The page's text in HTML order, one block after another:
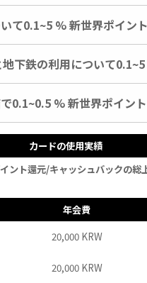
て0.1~5 % 新世界ポイン
下鉄の利用について
0.1~0.5 % 新世界ポイン
カードの使用実績
ント還元/キャッシュバックの総
年会費
20,000 KRW
20,000 KRW